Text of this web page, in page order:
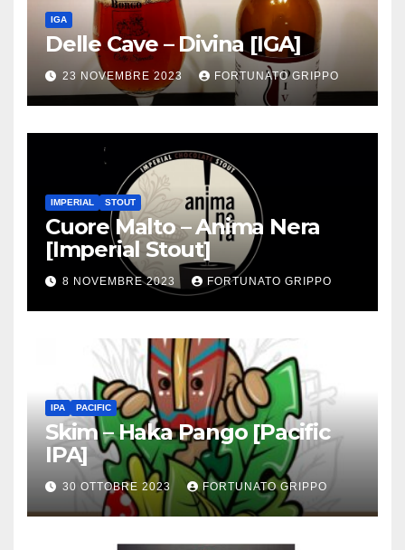
IGA
Delle Cave – Divina [IGA]
23 NOVEMBRE 2023 FORTUNATO GRIPPO
IMPERIAL STOUT
Cuore Malto – Anima Nera
[Imperial Stout]
8 NOVEMBRE 2023 FORTUNATO GRIPPO
IPA PACIFIC
Skim – Haka Pango [Pacific
IPA]
30 OTTOBRE 2023 FORTUNATO GRIPPO